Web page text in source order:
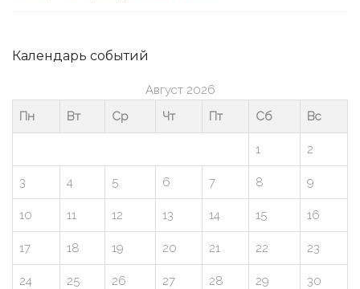
Календарь событий
Август 2026
Пн
Вт Ср Чт Пт Сб Вс
1 2
3 4 5 6 7 8 9
10 11 12 13 14 15 16
17 18 19 20 21 22 23
24 25 26 27 28 29 30